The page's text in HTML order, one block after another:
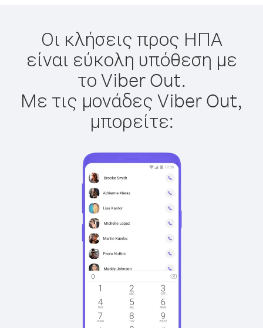
Οι κλήσεις προς ΗΠΑ
είναι εύκολη υπόθεση με
το Viber Out.
Με τις μονάδες Viber Out,
μπορείτε: